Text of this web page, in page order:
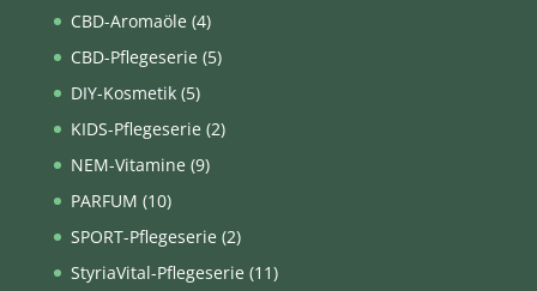
CBD-Aromaöle (4)
CBD-Pflegeserie (5)
DIY-Kosmetik (5)
KIDS-Pflegeserie (2)
NEM-Vitamine (9)
PARFUM (10)
SPORT-Pflegeserie (2)
StyriaVital-Pflegeserie (11)